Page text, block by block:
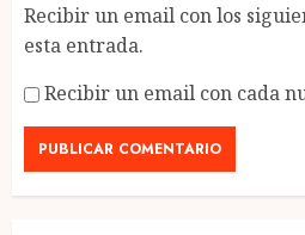
Recibir un email con los
esta entrada.
Recibir un email con cada